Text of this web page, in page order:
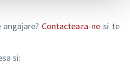
Contacteaza-ne si te
si: